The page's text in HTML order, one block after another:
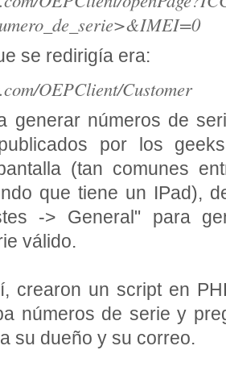
se redirigía era:
OEPClient/Customer
generar números de
por los
(tan comunes
que tiene un IPad),
-> General" para
válido.
crearon un script en
números de serie y
su dueño y su correo.